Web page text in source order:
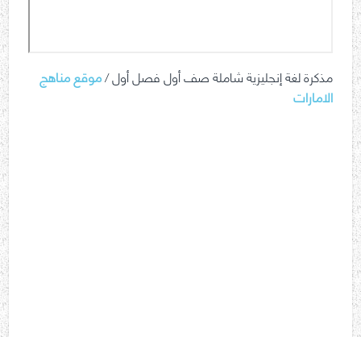
مذكرة لغة إنجليزية شاملة صف أول فصل أول /موقع مناهج
الامارات